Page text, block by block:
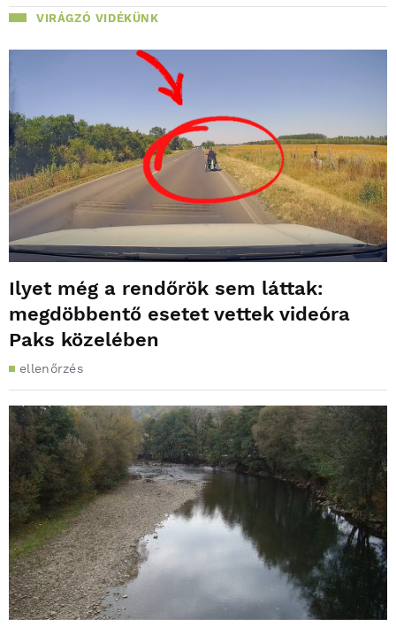
VIRÁGZÓ VIDÉKÜNK
Ilyet még a rendőrök sem láttak:
megdöbbentő esetet vettek videóra
Paks közelében
ellenőrzés